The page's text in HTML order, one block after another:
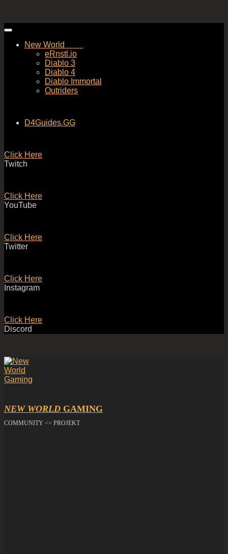
Skip
contentNew World
eRnstl.io
Diablo 3
Diablo 4
Diablo Immortal
Outriders
D4Guides.GG
Click Here
Twitch
Click Here
YouTube
Click Here
Twitter
Click Here
Instagram
Click Here
Discord
NEW WORLD GAMING
COMMUNITY <> PROJEKT